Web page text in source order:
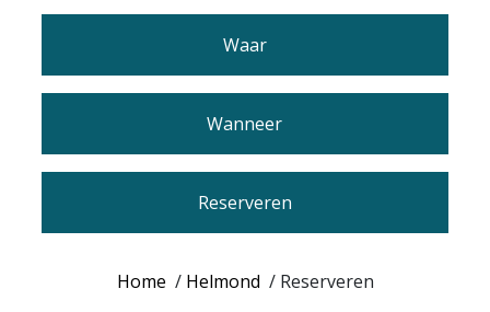
Waar
Wanneer
Reserveren
Home / Helmond / Reserveren